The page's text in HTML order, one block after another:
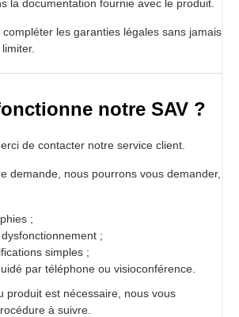
la documentation fournie avec le produit.
les garanties légales sans jamais
notre SAV ?
de contacter notre service client.
demande, nous pourrons vous demander,
;
;
simples ;
par téléphone ou visioconférence.
produit est nécessaire, nous vous
à suivre.